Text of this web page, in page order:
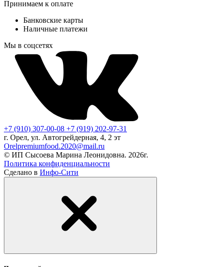
Принимаем к оплате
Банковские карты
Наличные платежи
Мы в соцсетях
+7 (910) 307-00-08 +7 (919) 202-97-31
г. Орел, ул. Автогрейдерная, 4, 2 эт
Orelpremiumfood.2020@mail.ru
© ИП Сысоева Марина Леонидовна. 2026г.
Политика конфиденциальности
Сделано в Инфо-Сити